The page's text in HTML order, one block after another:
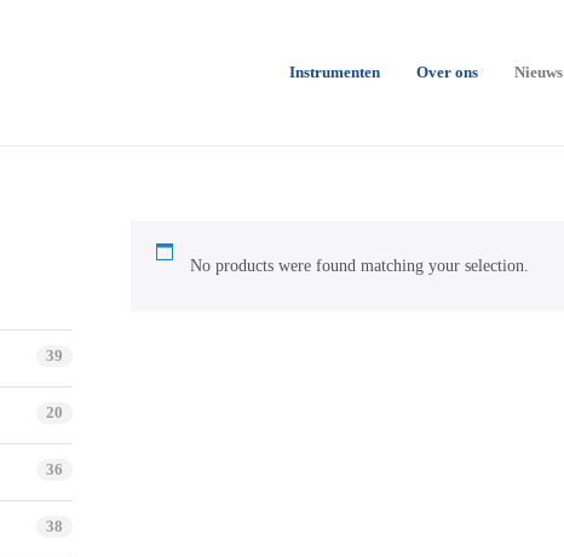
Instrumenten Over ons Nieuws
No products were found matching your selection.
39
20
36
38